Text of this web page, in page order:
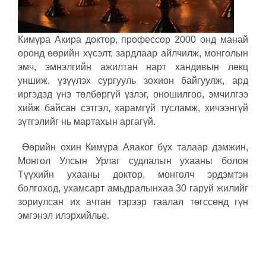
Кимүра Акира доктор, профессор 2000 онд манай
оронд өөрийн хүсэлт, зардлаар айлчилж, монголын
эмч, эмнэлгийн ажилтан нарт хандивын лекц
уншиж, үзүүлэх сургууль зохион байгуулж, ард
иргэдэд үнэ төлбөргүй үзлэг, оношилгоо, эмчилгээ
хийж байсан сэтгэл, харамгүй тусламж, хичээнгүй
зүтгэлийг нь мартахын аргагүй.
Өөрийн охин Кимүра Аяаког бүх талаар дэмжин,
Монгол Улсын Урлаг судлалын ухааны болон
Түүхийн ухааны доктор, монголч эрдэмтэн
болгоход, ухамсарт амьдралынхаа 30 гаруй жилийг
зориулсан их ачтан тэрээр таалал төгссөнд гүн
эмгэнэл илэрхийлье.